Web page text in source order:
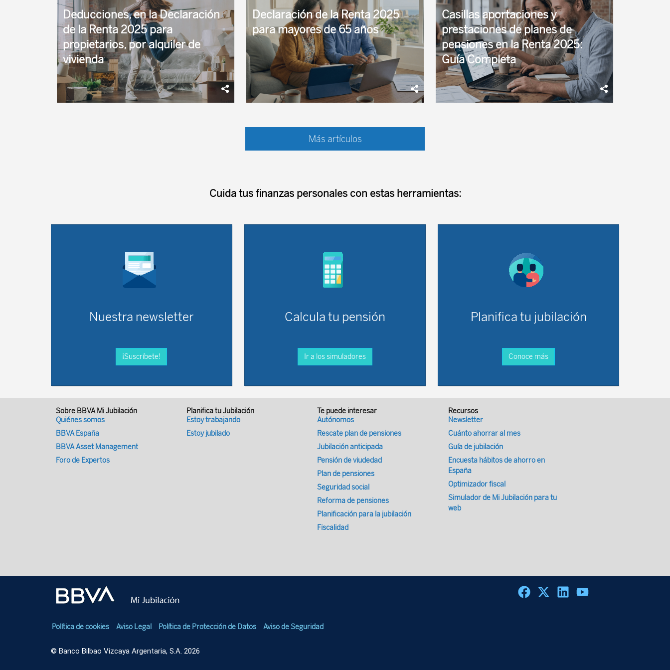
Deducciones, en la Declaración
de la Renta 2025 para
propietarios, por alquiler de
vivienda
Declaración de la Renta 2025
para mayores de 65 años
Normativa IRPF 2025 para mayores de 65 años
A continuación, resumimos los principales
mensajes de este
Casillas aportaciones y
prestaciones de planes de
pensiones en la Renta 2025:
Guía Completa
Más artículos
Cuida tus finanzas personales con estas herramientas:
Nuestra newsletter
¡Suscríbete!
Calcula tu pensión
Ir a los simuladores
Planifica tu jubilación
Conoce más
Sobre BBVA Mi Jubilación
Quiénes somos
BBVA España
BBVA Asset Management
Foro de Expertos
Planifica tu Jubilación
Estoy trabajando
Estoy jubilado
Te puede interesar
Autónomos
Rescate plan de pensiones
Jubilación anticipada
Pensión de viudedad
Plan de pensiones
Seguridad social
Reforma de pensiones
Planificación para la jubilación
Fiscalidad
Recursos
Newsletter
Cuánto ahorrar al mes
Guía de jubilación
Encuesta hábitos de ahorro en
España
Optimizador fiscal
Simulador de Mi Jubilación para tu
web
Política de cookies Aviso Legal Política de Protección de Datos Aviso de Seguridad
© Banco Bilbao Vizcaya Argentaria, S.A. 2026